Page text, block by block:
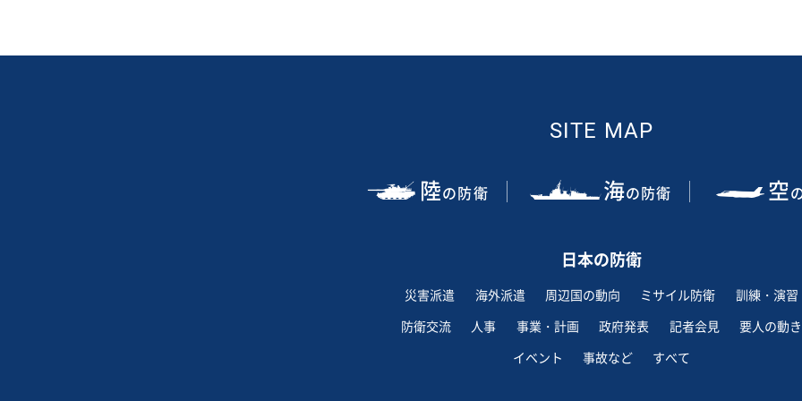
SITE MAP
陸の防衛 海の防衛 空
日本の防衛
災害派遣 海外派遣 周辺国の動向 ミサイル防衛
訓練・演習
防衛交流
人事 事業・計画 政府発表 記者会見
要人の動き
イベント
事故など すべて